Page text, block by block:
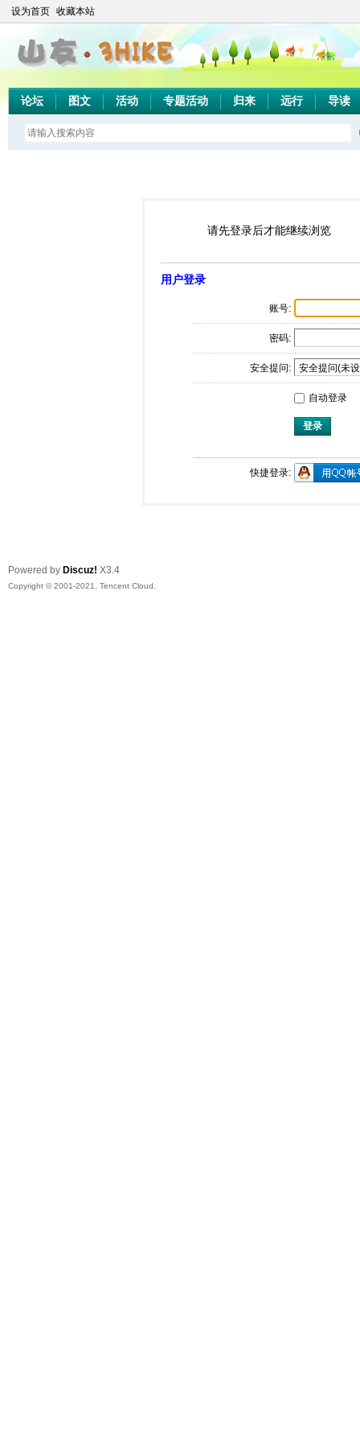
设为首页 收藏本站
论坛 图文 活动 专题活动 归来 远行 导读
请先登录后才能继续浏览
用户登录
账号:
密码:
安全提问:
自动登录
登录
快捷登录:
Powered by Discuz! X3.4
Copyright © 2001-2021, Tencent Cloud.